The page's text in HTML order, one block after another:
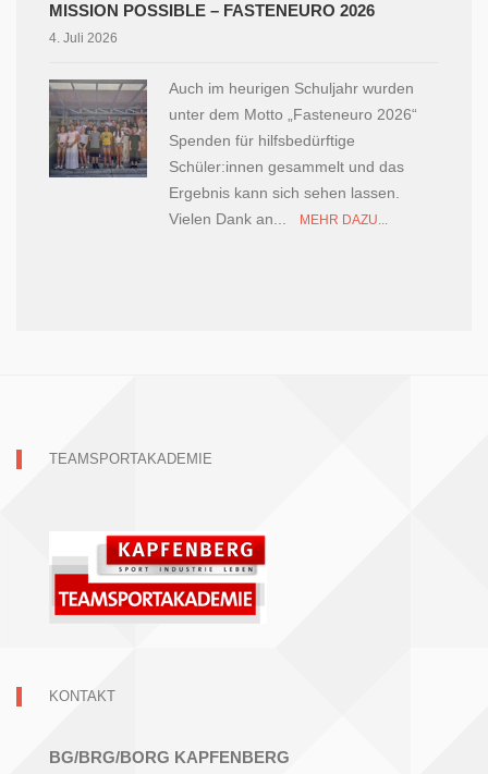
MISSION POSSIBLE – FASTENEURO 2026
4. Juli 2026
Auch im heurigen Schuljahr wurden
unter dem Motto „Fasteneuro 2026“
Spenden für hilfsbedürftige
Schüler:innen gesammelt und das
Ergebnis kann sich sehen lassen.
Vielen Dank an...
MEHR DAZU...
TEAMSPORTAKADEMIE
KONTAKT
BG/BRG/BORG KAPFENBERG